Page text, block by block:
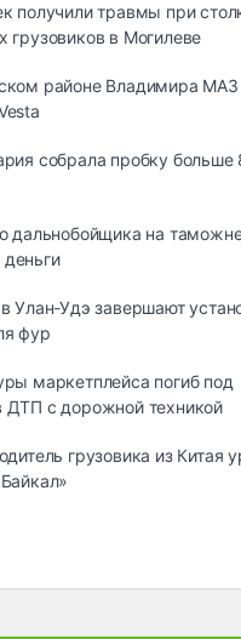
получили травмы при
грузовиков в Могилеве
районе Владимира МАЗ
собрала пробку больше
дальнобойщика на
Улaн-Удэ зaвepшaют
фyp
маркетплейса погиб под
ДТП с дорожной техникой
грузовика из Китая